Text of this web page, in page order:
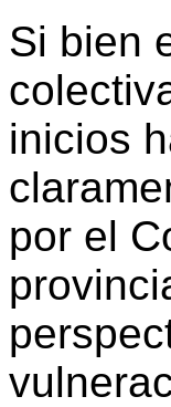
Si bien
inicios
por el